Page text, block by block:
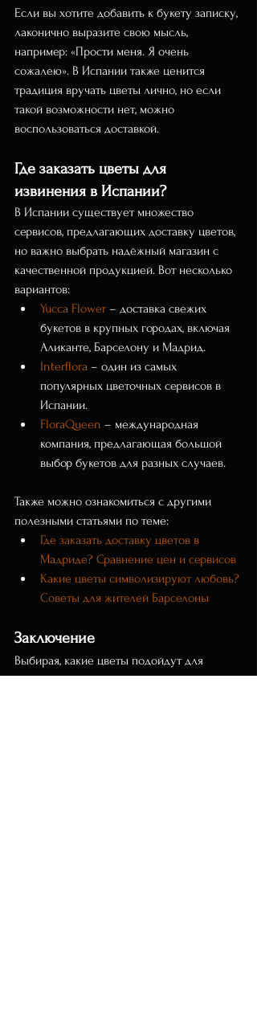
Если вы хотите добавить к букету записку,
лаконично выразите свою мысль,
например: «Прости меня. Я очень
сожалею». В Испании также ценится
традиция вручать цветы лично, но если
такой возможности нет, можно
воспользоваться доставкой.
Где заказать цветы для
извинения в Испании?
В Испании существует множество
сервисов, предлагающих доставку цветов,
но важно выбрать надёжный магазин с
качественной продукцией. Вот несколько
вариантов:
Yucca Flower – доставка свежих
букетов в крупных городах, включая
Аликанте, Барселону и Мадрид.
Interflora – один из самых
популярных цветочных сервисов в
Испании.
FloraQueen – международная
компания, предлагающая большой
выбор букетов для разных случаев.
Также можно ознакомиться с другими
полезными статьями по теме:
Где заказать доставку цветов в
Мадриде? Сравнение цен и сервисов
Какие цветы символизируют любовь?
Советы для жителей Барселоны
Заключение
Выбирая, какие цветы подойдут для
извинения, ориентируйтесь на символику,